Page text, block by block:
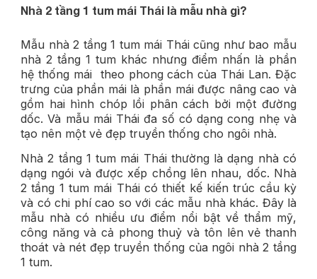
Nhà 2 tầng 1 tum mái Thái là mẫu nhà gì?
Mẫu nhà 2 tầng 1 tum mái Thái cũng như bao mẫu
nhà 2 tầng 1 tum khác nhưng điểm nhấn là phần
hệ thống mái theo phong cách của Thái Lan. Đặc
trưng của phần mái là phần mái được nâng cao và
gồm hai hình chóp lồi phân cách bởi một đường
dốc. Và mẫu mái Thái đa số có dạng cong nhẹ và
tạo nên một vẻ đẹp truyền thống cho ngôi nhà.
Nhà 2 tầng 1 tum mái Thái thường là dạng nhà có
dạng ngói và được xếp chồng lên nhau, dốc. Nhà
2 tầng 1 tum mái Thái có thiết kế kiến trúc cầu kỳ
và có chi phí cao so với các mẫu nhà khác. Đây là
mẫu nhà có nhiều ưu điểm nổi bật về thẩm mỹ,
công năng và cả phong thuỷ và tôn lên vẻ thanh
thoát và nét đẹp truyền thống của ngôi nhà 2 tầng
1 tum.